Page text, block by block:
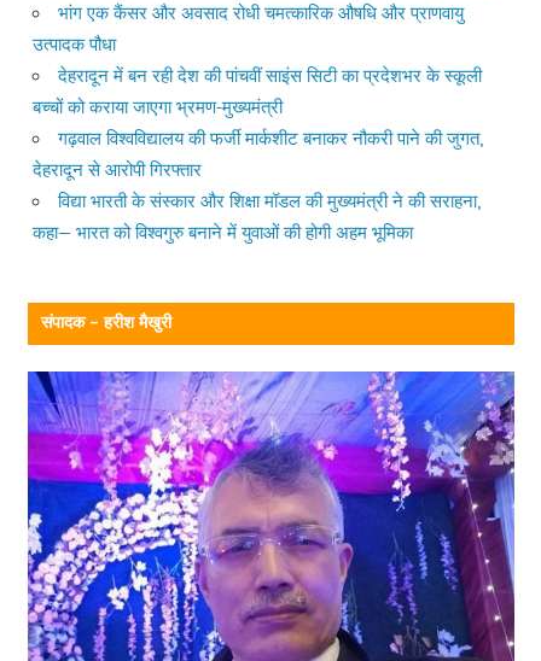
भांग एक कैंसर और अवसाद रोधी चमत्कारिक औषधि और प्राणवायु
उत्पादक पौधा
देहरादून में बन रही देश की पांचवीं साइंस सिटी का प्रदेशभर के स्कूली
बच्चों को कराया जाएगा भ्रमण-मुख्यमंत्री
गढ़वाल विश्वविद्यालय की फर्जी मार्कशीट बनाकर नौकरी पाने की जुगत,
देहरादून से आरोपी गिरफ्तार
विद्या भारती के संस्कार और शिक्षा मॉडल की मुख्यमंत्री ने की सराहना,
कहा— भारत को विश्वगुरु बनाने में युवाओं की होगी अहम भूमिका
संपादक – हरीश मैखुरी